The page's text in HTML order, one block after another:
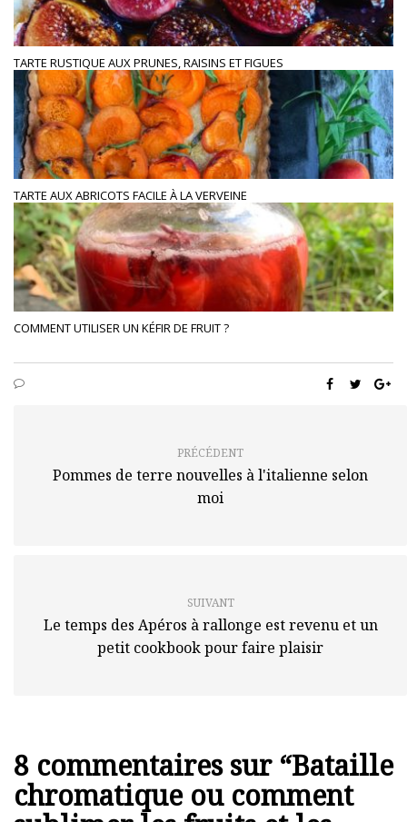
TARTE RUSTIQUE AUX PRUNES, RAISINS ET FIGUES
TARTE AUX ABRICOTS FACILE À LA VERVEINE
COMMENT UTILISER UN KÉFIR DE FRUIT ?
PRÉCÉDENT
Pommes de terre nouvelles à l'italienne selon
moi
SUIVANT
Le temps des Apéros à rallonge est revenu et un
petit cookbook pour faire plaisir
8 commentaires sur “Bataille
chromatique ou comment